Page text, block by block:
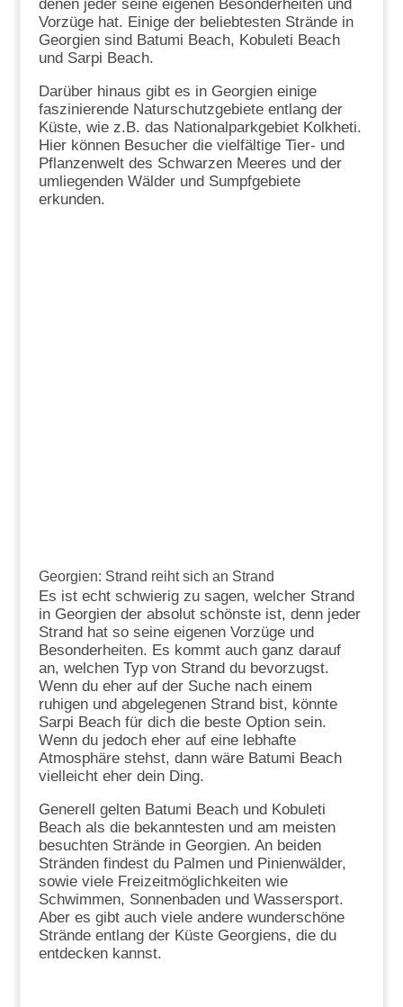
denen jeder seine eigenen Besonderheiten und
Vorzüge hat. Einige der beliebtesten Strände in
Georgien sind Batumi Beach, Kobuleti Beach
und Sarpi Beach.
Darüber hinaus gibt es in Georgien einige
faszinierende Naturschutzgebiete entlang der
Küste, wie z.B. das Nationalparkgebiet Kolkheti.
Hier können Besucher die vielfältige Tier- und
Pflanzenwelt des Schwarzen Meeres und der
umliegenden Wälder und Sumpfgebiete
erkunden.
Georgien: Strand reiht sich an Strand
Es ist echt schwierig zu sagen, welcher Strand
in Georgien der absolut schönste ist, denn jeder
Strand hat so seine eigenen Vorzüge und
Besonderheiten. Es kommt auch ganz darauf
an, welchen Typ von Strand du bevorzugst.
Wenn du eher auf der Suche nach einem
ruhigen und abgelegenen Strand bist, könnte
Sarpi Beach für dich die beste Option sein.
Wenn du jedoch eher auf eine lebhafte
Atmosphäre stehst, dann wäre Batumi Beach
vielleicht eher dein Ding.
Generell gelten Batumi Beach und Kobuleti
Beach als die bekanntesten und am meisten
besuchten Strände in Georgien. An beiden
Stränden findest du Palmen und Pinienwälder,
sowie viele Freizeitmöglichkeiten wie
Schwimmen, Sonnenbaden und Wassersport.
Aber es gibt auch viele andere wunderschöne
Strände entlang der Küste Georgiens, die du
entdecken kannst.